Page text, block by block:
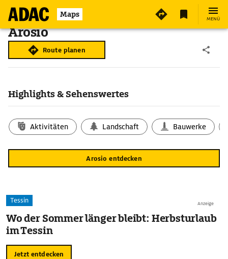
Maps MENÜ
Arosio
Route planen
Highlights & Sehenswertes
Aktivitäten Landschaft Bauwerke
Arosio entdecken
Anzeige
Tessin
Wo der Sommer länger bleibt: Herbsturlaub
im Tessin
Jetzt entdecken